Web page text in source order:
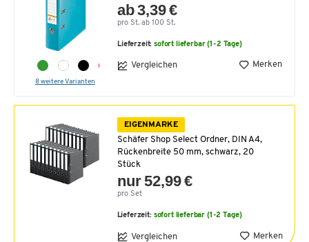
8 weitere Varianten
ab 3,39 €
pro St. ab 100 St.
Lieferzeit:sofort lieferbar (1-2 Tage)
Vergleichen Merken
EIGENMARKE
Schäfer Shop Select Ordner, DIN A4,
Rückenbreite 50 mm, schwarz, 20
Stück
nur 52,99 €
pro Set
Lieferzeit: sofort lieferbar (1-2 Tage)
Vergleichen Merken